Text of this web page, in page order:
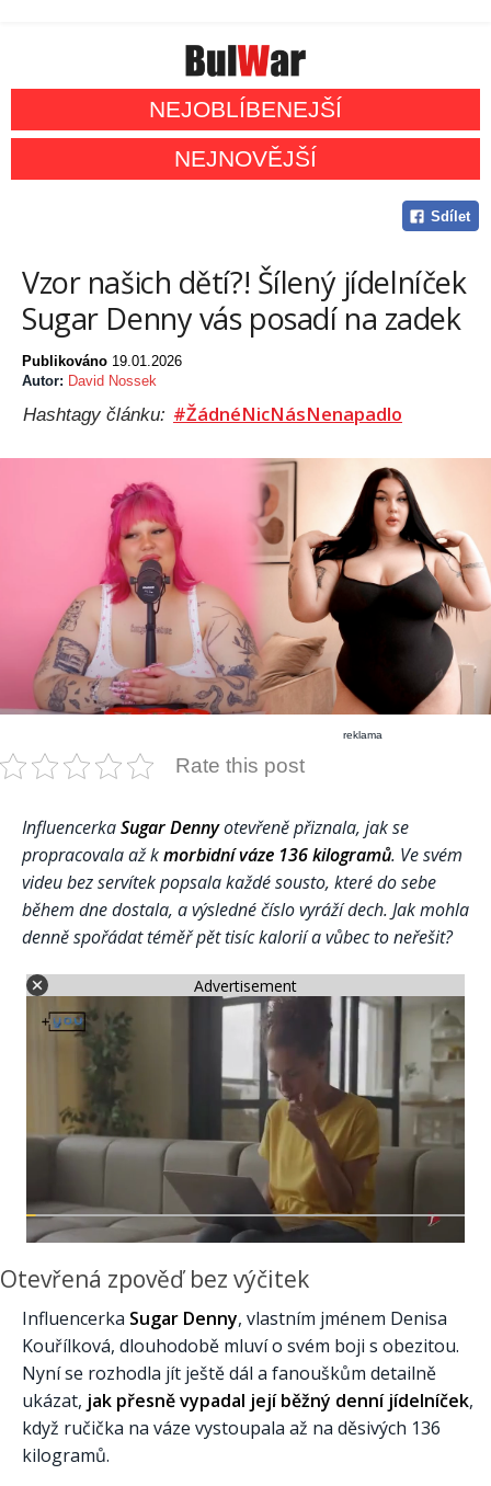
NEJOBLÍBENEJŠÍ
NEJNOVĚJŠÍ
Sdílet
Vzor našich dětí?! Šílený jídelníček
Sugar Denny vás posadí na zadek
Publikováno 19.01.2026
Autor: David Nossek
Hashtagy článku: #ŽádnéNicNásNenapadlo
reklama
Rate this post
InfluencerkaSugar Dennyotevřeně přiznala, jak se
propracovala až kmorbidní váze 136 kilogramů. Ve svém
videu bez servítek popsala každé sousto, které do sebe
během dne dostala, a výsledné číslo vyráží dech. Jak mohla
denně spořádat téměř pět tisíc kalorií a vůbec to neřešit?
Advertisement
Otevřená zpověď bez výčitek
Influencerka Sugar Denny, vlastním jménem Denisa
Kouřílková, dlouhodobě mluví o svém boji s obezitou.
Nyní se rozhodla jít ještě dál a fanouškům detailně
ukázat, jak přesně vypadal její běžný denní jídelníček,
když ručička na váze vystoupala až na děsivých 136
kilogramů.